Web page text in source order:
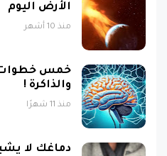
الأرض اليوم
منذ 10 أشهر
خمس خطوات
والذاكرة !
منذ 11 شهرًا
دماغك لا